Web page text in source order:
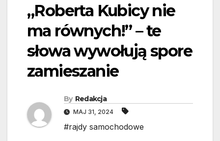
„Roberta Kubicy nie
ma równych!” – te
słowa wywołują spore
zamieszanie
By Redakcja
MAJ 31, 2024
#rajdy samochodowe